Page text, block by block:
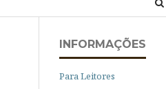
INFORMAÇÕES
Para Leitores